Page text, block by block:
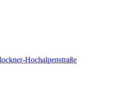
Hochalpenstraße